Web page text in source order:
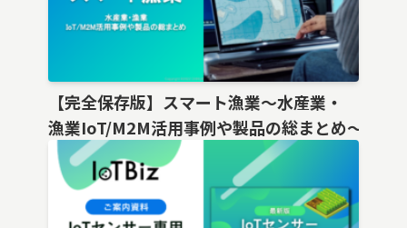
【完全保存版】スマート漁業〜水産業・
漁業IoT/M2M活用事例や製品の総まとめ〜